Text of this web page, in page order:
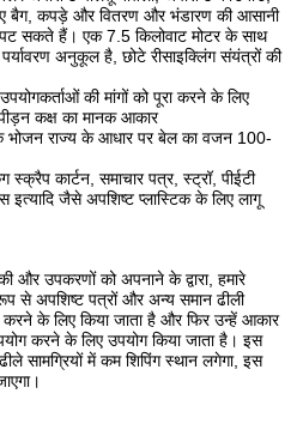
बैग, कपड़े और वितरण और भंडारण की आसानी
सकते हैं। एक 7.5 किलोवाट मोटर के साथ
अनुकूल है, छोटे रीसाइक्लिंग संयंत्रों की
की मांगों को पूरा करने के लिए
कक्ष का मानक आकार
भोजन राज्य के आधार पर बेल का वजन 100-
कार्टन, समाचार पत्र, स्ट्रॉ, पीईटी
इत्यादि जैसे अपशिष्ट प्लास्टिक के लिए लागू
और उपकरणों को अपनाने के द्वारा, हमारे
से अपशिष्ट पत्रों और अन्य समान ढीली
करने के लिए किया जाता है और फिर उन्हें आकार
करने के लिए उपयोग किया जाता है। इस
सामग्रियों में कम शिपिंग स्थान लगेगा, इस